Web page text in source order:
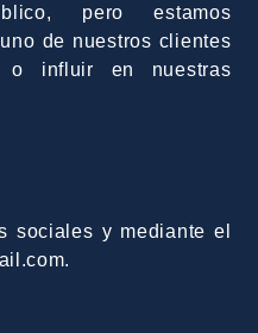
pero estamos
de nuestros clientes
o influir en nuestras
sociales y mediante el